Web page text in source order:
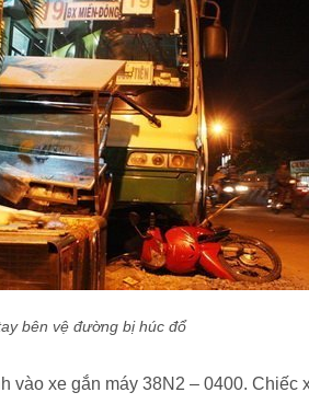
bên vệ đường bị húc đổ
vào xe gắn máy 38N2 – 0400. Chiếc